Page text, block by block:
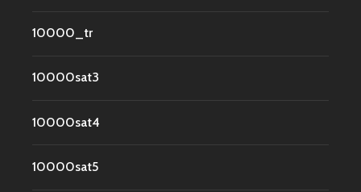
10000_tr
10000sat3
10000sat4
10000sat5